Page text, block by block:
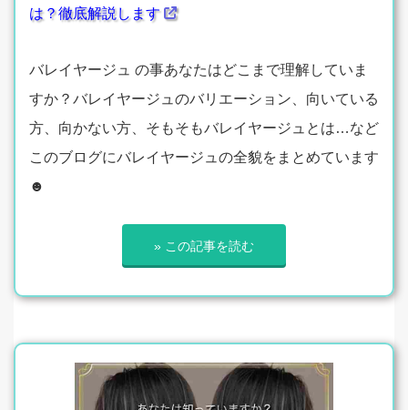
は？徹底解説します
バレイヤージュ の事あなたはどこまで理解していま
すか？バレイヤージュのバリエーション、向いている
方、向かない方、そもそもバレイヤージュとは…など
このブログにバレイヤージュの全貌をまとめています
☻
» この記事を読む